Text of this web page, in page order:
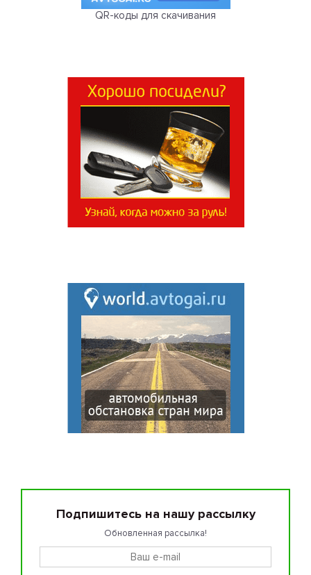
QR-коды для скачивания
Подпишитесь на нашу рассылку
Обновленная рассылка!